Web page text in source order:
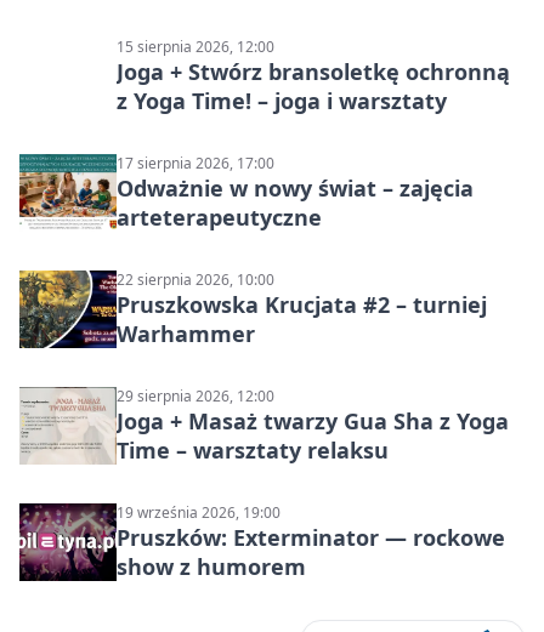
15 sierpnia 2026, 12:00
Joga + Stwórz bransoletkę ochronną
z Yoga Time! – joga i warsztaty
17 sierpnia 2026, 17:00
Odważnie w nowy świat – zajęcia
arteterapeutyczne
22 sierpnia 2026, 10:00
Pruszkowska Krucjata #2 – turniej
Warhammer
29 sierpnia 2026, 12:00
Joga + Masaż twarzy Gua Sha z Yoga
Time – warsztaty relaksu
19 września 2026, 19:00
Pruszków: Exterminator — rockowe
show z humorem